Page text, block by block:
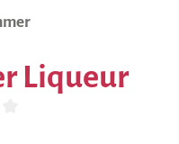
Liqueur
0 von 5 Sternen